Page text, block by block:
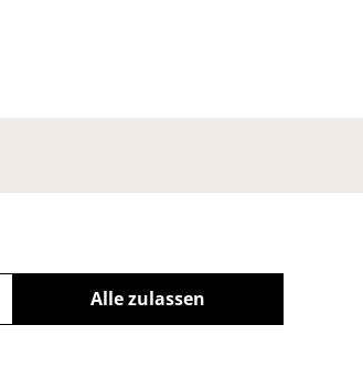
Alle zulassen